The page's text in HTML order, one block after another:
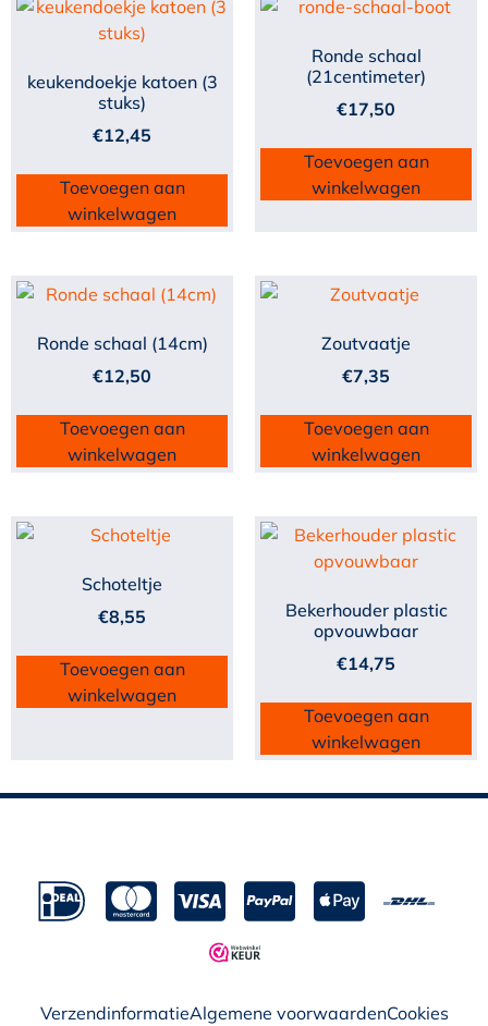
keukendoekje katoen (3
stuks)
€12,45
Toevoegen aan
winkelwagen
Ronde schaal
(21centimeter)
€17,50
Toevoegen aan
winkelwagen
Ronde schaal (14cm)
€12,50
Toevoegen aan
winkelwagen
Zoutvaatje
€7,35
Toevoegen aan
winkelwagen
Schoteltje
€8,55
Toevoegen aan
winkelwagen
Bekerhouder plastic
opvouwbaar
€14,75
Toevoegen aan
winkelwagen
VerzendinformatieAlgemene voorwaardenCookies